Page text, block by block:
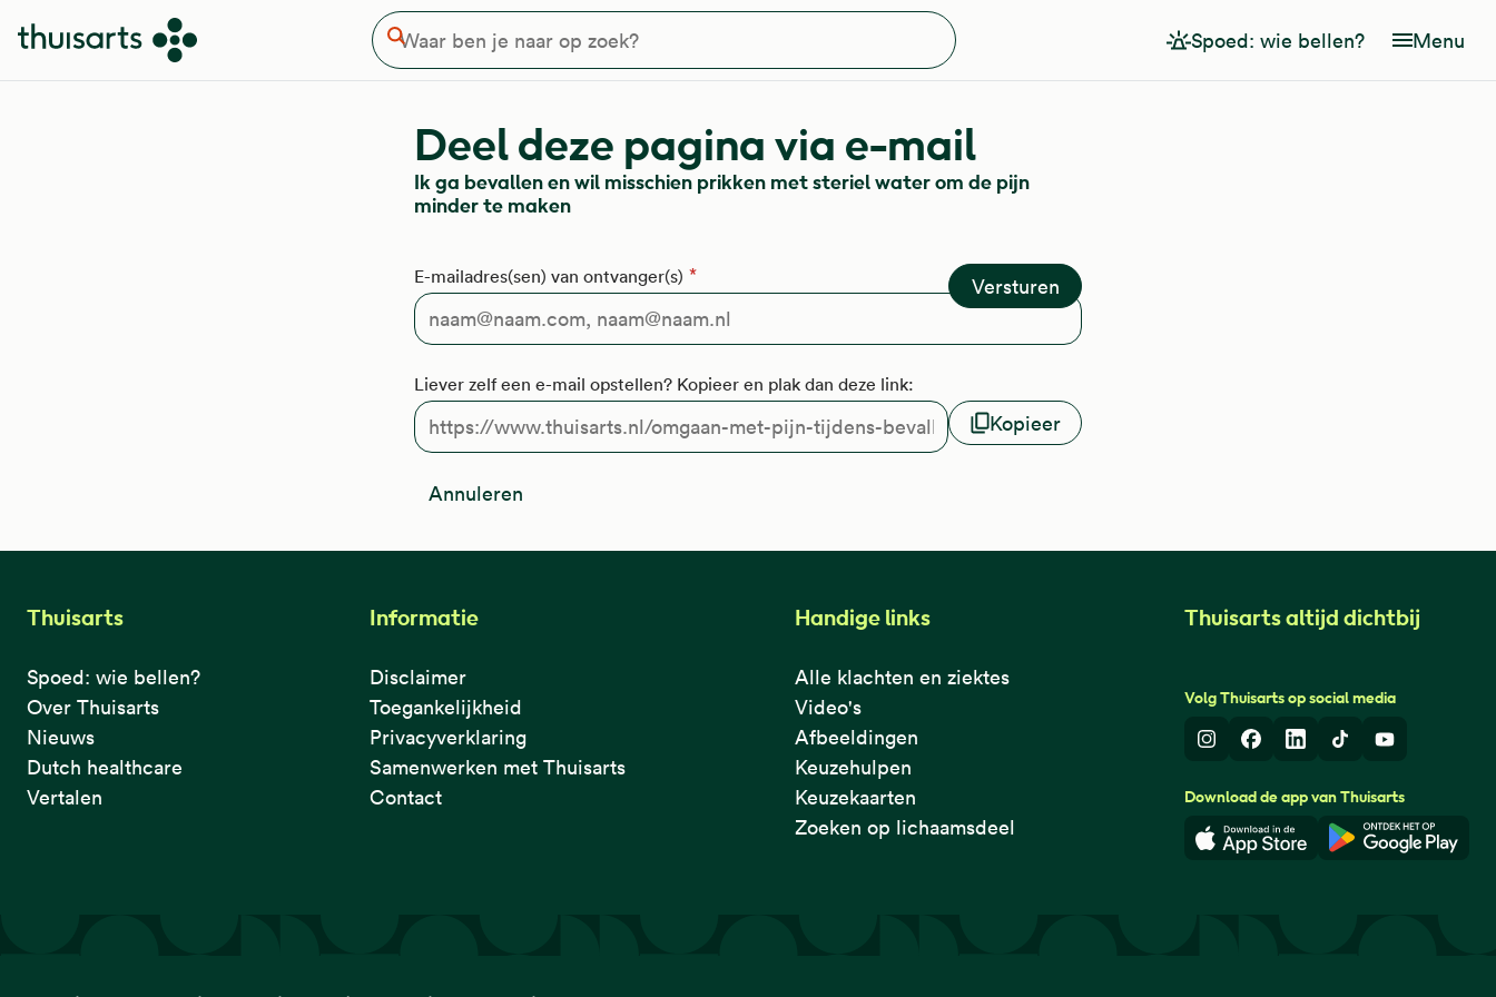
Overslaan en naar de inhoud gaan Waar ben je naar op zoek?
Zoeken Spoed: wie bellen? Menu
Deel deze pagina via e-mail
Ik ga bevallen en wil misschien prikken met steriel water om de pijn
minder te maken
E-mailadres(sen) van ontvanger(s)
Liever zelf een e-mail opstellen? Kopieer en plak dan deze link:
Kopieer
Annuleren
Thuisarts
Spoed: wie bellen?
Over Thuisarts
Nieuws
Dutch healthcare
Vertalen
Informatie
Disclaimer
Toegankelijkheid
Privacyverklaring
Samenwerken met Thuisarts
Contact
Handige links
Alle klachten en ziektes
Video's
Afbeeldingen
Keuzehulpen
Keuzekaarten
Zoeken op lichaamsdeel
Thuisarts altijd dichtbij
Volg Thuisarts op social media
InstagramFacebook
LinkedInTikTokYoutube
Download de app van Thuisarts
Download in de App Store
Download